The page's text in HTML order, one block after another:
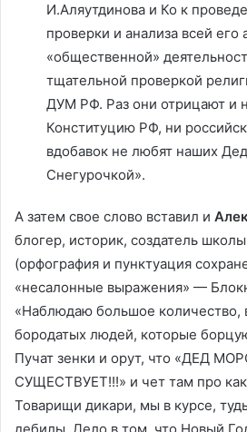
И.Аляутдинова и Ко к
проверки и анализа всей его
«общественной»
тщательной проверкой
ДУМ РФ. Раз они отрицают и
Конституцию РФ, ни
вдобавок не любят наших
Снегурочкой».
А затем свое слово вставил и
блогер, историк, создатель
(орфография и пунктуация
«несалонные выражения» —
«Наблюдаю большое количество,
бородатых людей, которые
Пучат зенки и орут, что «ДЕД
СУЩЕСТВУЕТ!!!» и чет там про
Товарищи дикари, мы в курсе,